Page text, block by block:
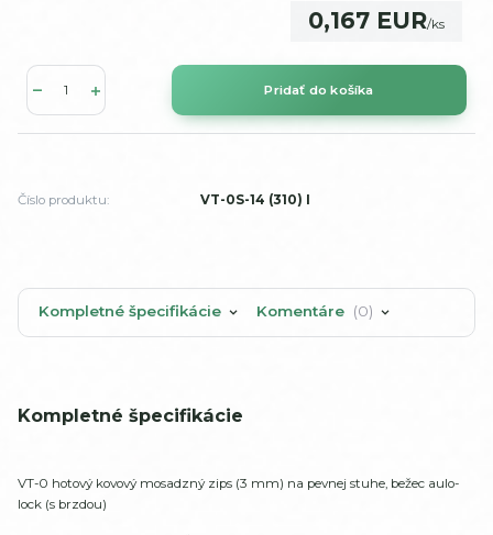
0,167 EUR/ks
Pridať do košíka
Číslo produktu: VT-0S-14 (310) I
Kompletné špecifikácie Komentáre 0
Kompletné špecifikácie
VT-0 hotový kovový mosadzný zips (3 mm) na pevnej stuhe, bežec aulo-
lock (s brzdou)